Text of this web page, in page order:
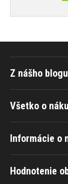
Všetko o
Informácie o
Hodnotenie
Z nášho blogu